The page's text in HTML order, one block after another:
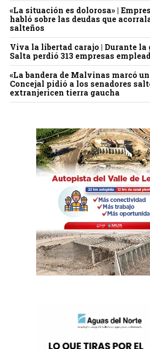
«La situación es dolorosa» |
habló sobre las deudas que
salteños
Viva la libertad carajo | Durante
Salta perdió 313 empresas
«La bandera de Malvinas marcó
Concejal pidió a los senadores
extranjericen tierra gaucha